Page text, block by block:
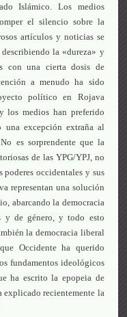
Islámico. Los medios
el silencio sobre la
artículos y noticias se
la «dureza» y
con una cierta dosis de
a menudo ha sido
político en Rojava
los medios han preferido
una excepción extraña al
es sorprendente que la
de las YPG/YPJ, no
occidentales y sus
representan una solución
abarcando la democracia
y de género, y todo esto
la democracia liberal
Occidente ha querido
fundamentos ideológicos
ha escrito la epopeia de
explicado recientemente la